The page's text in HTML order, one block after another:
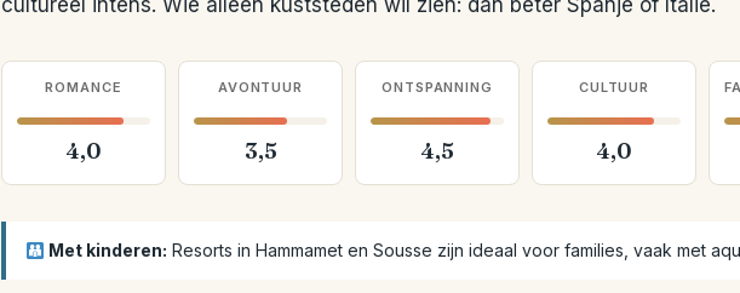
ROMANCE
4,0
AVONTUUR
3,5
ONTSPANNING
4,5
CULTUUR
4,0
Met kinderen: Resorts in Hammamet en Sousse zijn ideaal voor families, vaak met